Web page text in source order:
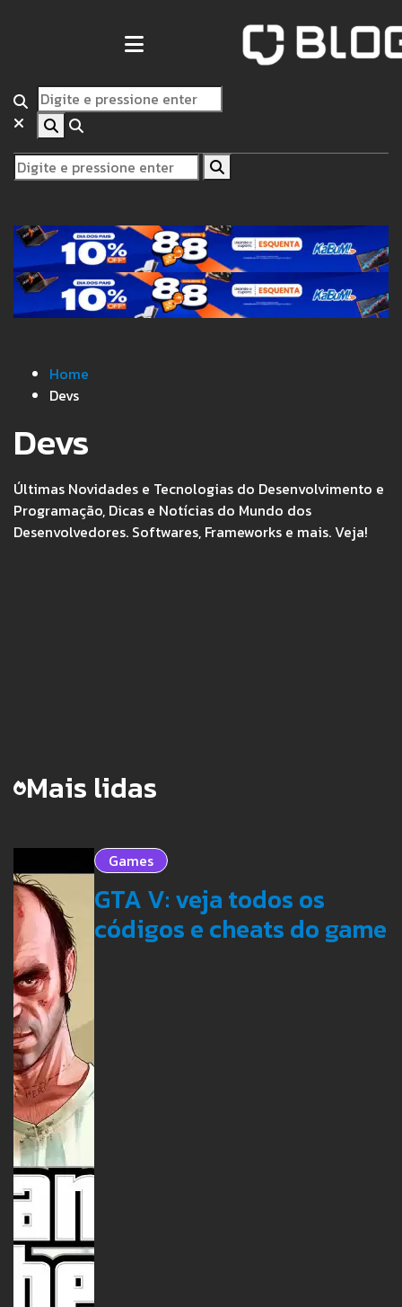
Home
Devs
Devs
Últimas Novidades e Tecnologias do Desenvolvimento e
Programação, Dicas e Notícias do Mundo dos
Desenvolvedores. Softwares, Frameworks e mais. Veja!
Mais lidas
Games
GTA V: veja todos os
códigos e cheats do game